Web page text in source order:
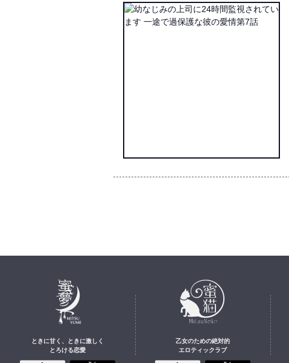
ときに甘く、ときに激しく
とろける恋愛
乙女のための絶対的
エロティックラブ